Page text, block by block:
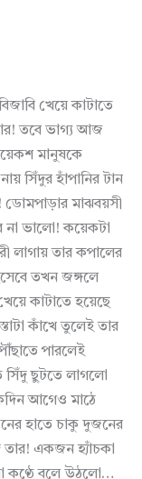
খেয়ে কাটাতে
তবে ভাগ্য আজ
মানুষকে
সিঁদুর হাঁপানির টান
মাঝবয়সী
না ভালো! কয়েকটা
লাগায় তার কপালের
তখন জঙ্গলে
কাটাতে হয়েছে
কাঁখে তুলেই তার
পারলেই
সিঁদু ছুটতে লাগলো
আগেও মাঠে
হাতে চাকু দুজনের
একজন হ্যাঁচকা
কণ্ঠে বলে উঠলো…